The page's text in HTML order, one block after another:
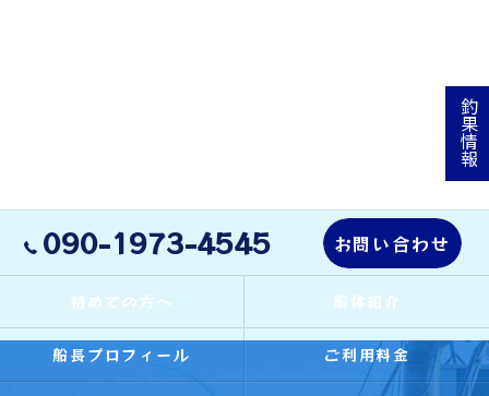
釣果情報
090-1973-4545 お問い合わせ
初めての方へ 船体紹介
船長プロフィール ご利用料金